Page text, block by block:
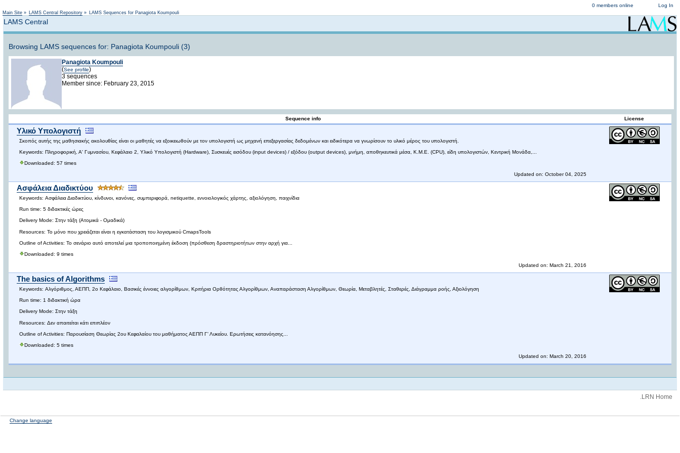
Log In
0 members online
Main Site » LAMS Central Repository » LAMS Sequences for Panagiota Koumpouli
LAMS Central
Browsing LAMS sequences for: Panagiota Koumpouli (3)
Panagiota Koumpouli
(See profile)
3 sequences
Member since: February 23, 2015
Sequence info License
Υλικό Υπολογιστή
Σκοπός αυτής της μαθησιακής ακολουθίας είναι οι μαθητές να εξοικειωθούν με τον υπολογιστή ως μηχανή επεξεργασίας δεδομένων και ειδικότερα να γνωρίσουν το υλικό μέρος του υπολογιστή.
Keywords: Πληροφορική, Α' Γυμνασίου, Κεφάλαιο 2, Υλικό Υπολογιστή (Hardware), Συσκευές εισόδου (input devices) / εξόδου (output devices), μνήμη, αποθηκευτικά μέσα, Κ.Μ.Ε. (CPU), είδη υπολογιστών, Κεντρική Μονάδα,...
Downloaded: 57 times
Updated on: October 04, 2025
Ασφάλεια Διαδικτύου
Keywords: Ασφάλεια Διαδικτύου, κίνδυνοι, κανόνες, συμπεριφορά, netiquette, εννοιολογικός χάρτης, αξιολόγηση, παιχνίδια
Run time: 5 διδακτικές ώρες
Delivery Mode: Στην τάξη (Ατομικά - Ομαδικά)
Resources: Το μόνο που χρειάζεται είναι η εγκατάσταση του λογισμικού CmapsTools
Outline of Activities: Το σενάριο αυτό αποτελεί μια τροποποιημένη έκδοση (πρόσθεση δραστηριοτήτων στην αρχή για...
Downloaded: 9 times
Updated on: March 21, 2016
The basics of Algorithms
Keywords: Αλγόριθμος, ΑΕΠΠ, 2ο Κεφάλαιο, Βασικές έννοιες αλγορίθμων, Κριτήρια Ορθότητας Αλγορίθμων, Αναπαράσταση Αλγορίθμων, Θεωρία, Μεταβλητές, Σταθερές, Διάγραμμα ροής, Αξιολόγηση
Run time: 1 διδακτική ώρα
Delivery Mode: Στην τάξη
Resources: Δεν απαιτείται κάτι επιπλέον
Outline of Activities: Παρουσίαση Θεωρίας 2ου Κεφαλαίου του μαθήματος ΑΕΠΠ Γ' Λυκείου. Ερωτήσεις κατανόησης...
Downloaded: 5 times
Updated on: March 20, 2016
.LRN Home
Change language